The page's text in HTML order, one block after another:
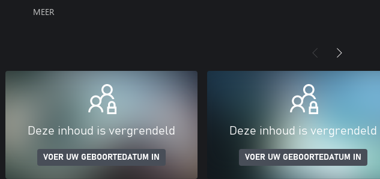
MEER
Deze inhoud is vergrendeld
VOER UW GEBOORTEDATUM IN
Deze inhoud is vergrendeld
VOER UW GEBOORTEDATUM IN